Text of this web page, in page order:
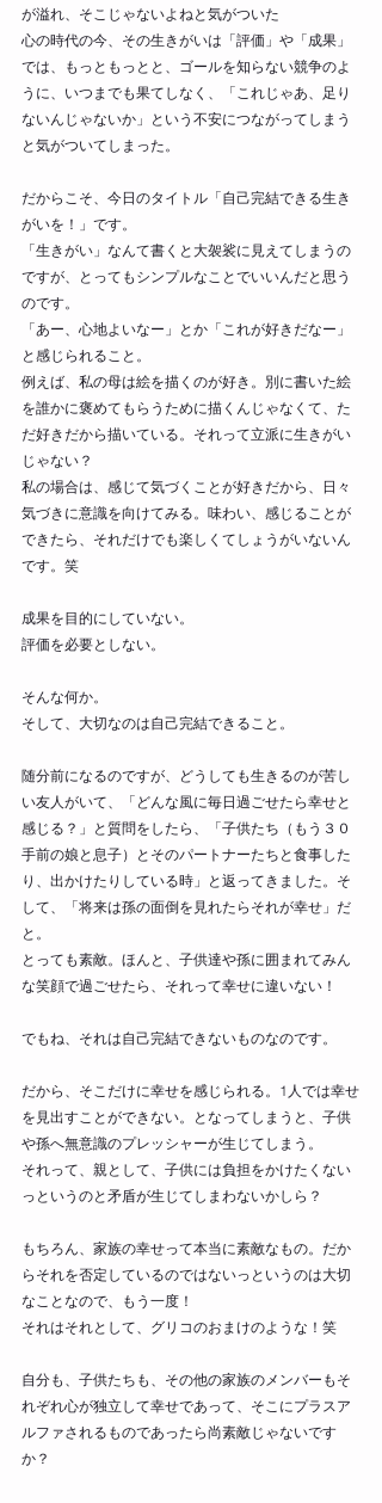
が溢れ、そこじゃないよねと気がついた
心の時代の今、その生きがいは「評価」や「成果」
では、もっともっとと、ゴールを知らない競争のよ
うに、いつまでも果てしなく、「これじゃあ、足り
ないんじゃないか」という不安につながってしまう
と気がついてしまった。
だからこそ、今日のタイトル「自己完結できる生き
がいを！」です。
「生きがい」なんて書くと大袈裟に見えてしまうの
ですが、とってもシンプルなことでいいんだと思う
のです。
「あー、心地よいなー」とか「これが好きだなー」
と感じられること。
例えば、私の母は絵を描くのが好き。別に書いた絵
を誰かに褒めてもらうために描くんじゃなくて、た
だ好きだから描いている。それって立派に生きがい
じゃない？
私の場合は、感じて気づくことが好きだから、日々
気づきに意識を向けてみる。味わい、感じることが
できたら、それだけでも楽しくてしょうがいないん
です。笑
成果を目的にしていない。
評価を必要としない。
そんな何か。
そして、大切なのは自己完結できること。
随分前になるのですが、どうしても生きるのが苦し
い友人がいて、「どんな風に毎日過ごせたら幸せと
感じる？」と質問をしたら、「子供たち（もう３０
手前の娘と息子）とそのパートナーたちと食事した
り、出かけたりしている時」と返ってきました。そ
して、「将来は孫の面倒を見れたらそれが幸せ」だ
と。
とっても素敵。ほんと、子供達や孫に囲まれてみん
な笑顔で過ごせたら、それって幸せに違いない！
でもね、それは自己完結できないものなのです。
だから、そこだけに幸せを感じられる。1人では幸せ
を見出すことができない。となってしまうと、子供
や孫へ無意識のプレッシャーが生じてしまう。
それって、親として、子供には負担をかけたくない
っというのと矛盾が生じてしまわないかしら？
もちろん、家族の幸せって本当に素敵なもの。だか
らそれを否定しているのではないっというのは大切
なことなので、もう一度！
それはそれとして、グリコのおまけのような！笑
自分も、子供たちも、その他の家族のメンバーもそ
れぞれ心が独立して幸せであって、そこにプラスア
ルファされるものであったら尚素敵じゃないです
か？